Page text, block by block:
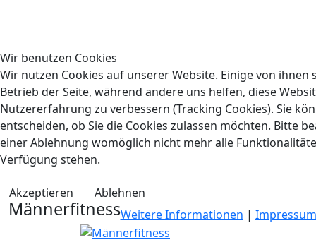
Männerfitness
Wir benutzen Cookies
Wir nutzen Cookies auf unserer Website. Einige von ihnen
Betrieb der Seite, während andere uns helfen, diese
Nutzererfahrung zu verbessern (Tracking Cookies). Sie
entscheiden, ob Sie die Cookies zulassen möchten. Bitte
einer Ablehnung womöglich nicht mehr alle
Verfügung stehen.
Akzeptieren
Ablehnen
Weitere Informationen | Impressum